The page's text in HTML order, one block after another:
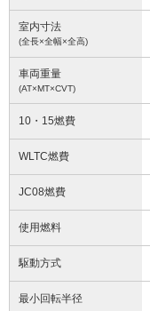
室内寸法
(全長×全幅×全高)
車両重量
(AT×MT×CVT)
10・15燃費
WLTC燃費
JC08燃費
使用燃料
駆動方式
最小回転半径